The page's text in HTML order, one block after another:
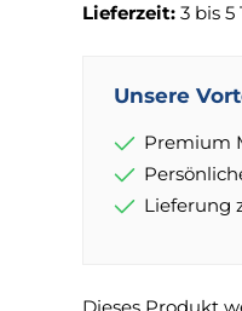
Lieferzeit: 3 bis 5
Unsere
Premium
Lieferung